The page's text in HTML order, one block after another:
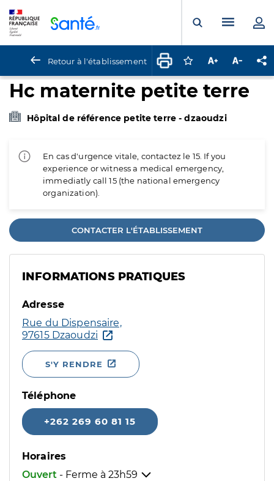
Ouvrir laMenu
Retour à l'établissement Connectez-vous
Augmenter la
Hc maternite petite terre
Hôpital de référence petite terre - dzaoudzi
En cas d'urgence vitale, contactez le 15. If you
experience or witness a medical emergency,
immediatly call 15 (the national emergency
organization).
CONTACTER L'ÉTABLISSEMENT
INFORMATIONS PRATIQUES
Adresse
Rue du Dispensaire,
97615 Dzaoudzi
S'Y RENDRE
Téléphone
+262 269 60 81 15
Horaires
Ouvert - Ferme à 23h59